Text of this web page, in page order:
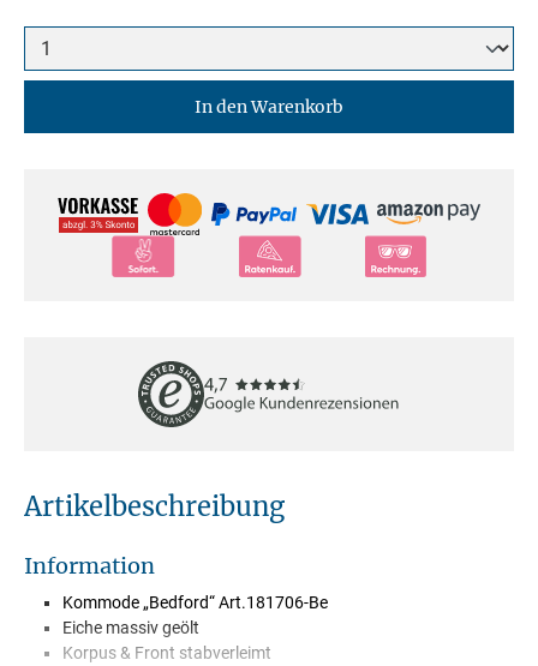
In den Warenkorb
Artikelbeschreibung
Information
Kommode „Bedford“ Art.181706-Be
Eiche massiv geölt
Korpus & Front stabverleimt